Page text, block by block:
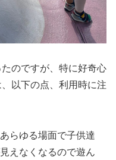
のですが、特に好奇心
以下の点、利用時に注
らゆる場面で子供達
えなくなるので遊ん